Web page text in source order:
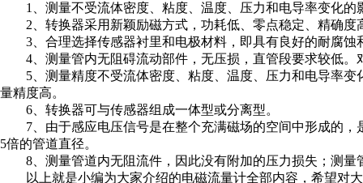
1、测量不受流体密度、粘度、温度、压力和电导率变化的
2、转换器采用新颖励磁方式，功耗低、零点稳定、精确度
3、合理选择传感器衬里和电极材料，即具有良好的耐腐蚀
4、测量管内无阻碍流动部件，无压损，直管段要求较低。
5、测量精度不受流体密度、粘度、温度、压力和电导率变
量精度高。
6、转换器可与传感器组成一体型或分离型。
7、由于感应电压信号是在整个充满磁场的空间中形成的，
5倍的管道直径。
8、测量管道内无阻流件，因此没有附加的压力损失；测量
以上就是小编为大家介绍的电磁流量计全部内容，希望对